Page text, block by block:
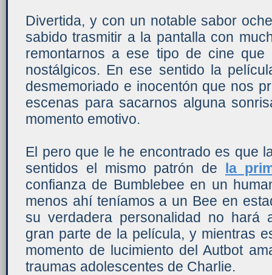
Divertida, y con un notable sabor
sabido trasmitir a la pantalla con
remontarnos a ese tipo de cine
nostálgicos. En ese sentido la
desmemoriado e inocentón que nos
escenas para sacarnos alguna
momento emotivo.
El pero que le he encontrado es que
sentidos el mismo patrón de la
confianza de Bumblebee en un
menos ahí teníamos a un Bee en
su verdadera personalidad no hará
gran parte de la película, y mientras
momento de lucimiento del Autbot
traumas adolescentes de Charlie.